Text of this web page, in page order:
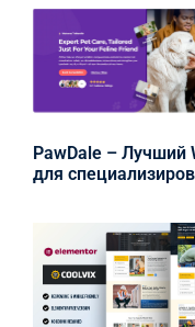
PawDale – Лучший
для